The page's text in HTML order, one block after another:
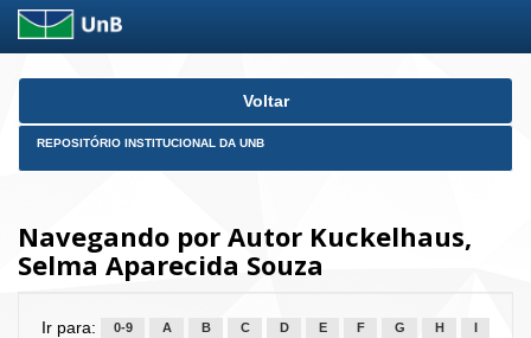
Skip
Voltar
REPOSITÓRIO INSTITUCIONAL DA UNB
Navegando por Autor Kuckelhaus,
Selma Aparecida Souza
Ir para: 0-9 A B C D E F G H